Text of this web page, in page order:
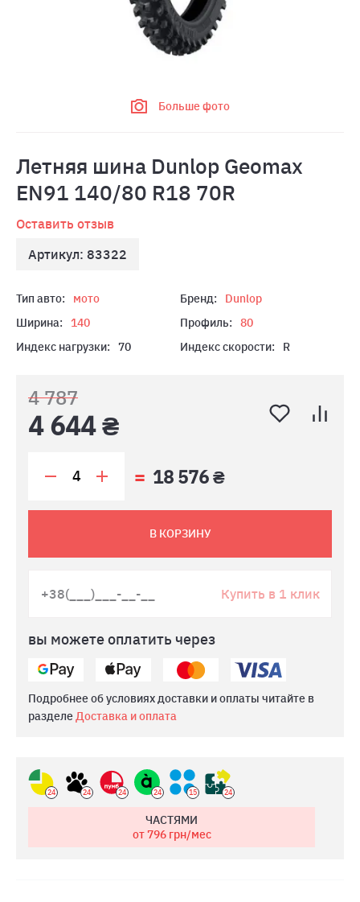
Больше фото
Летняя шина Dunlop Geomax
EN91 140/80 R18 70R
Оставить отзыв
Артикул: 83322
Тип авто: мото Бренд:
Dunlop
Ширина:
140 Профиль:
80
Индекс нагрузки:
70 Индекс скорости: R
4 787
4 644 ₴
18 576 ₴
В КОРЗИНУ
Купить в 1 клик
вы можете оплатить через
Подробнее об условиях доставки и оплаты читайте в
разделеДоставка и оплата
24 24 24 24 15 24
ЧАСТЯМИ
от 796грн/мес